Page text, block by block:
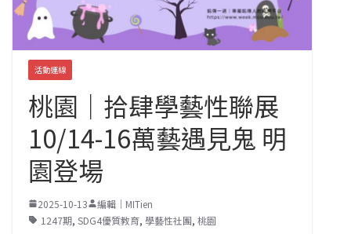
活動連線
桃園｜拾肆學藝性聯展
10/14-16萬藝遇見鬼 明
園登場
2025-10-13
編輯｜MITien
1247期, SDG4優質教育, 學藝性社團, 桃園